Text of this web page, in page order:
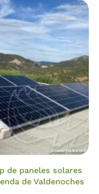
de paneles solares
de Valdenoches